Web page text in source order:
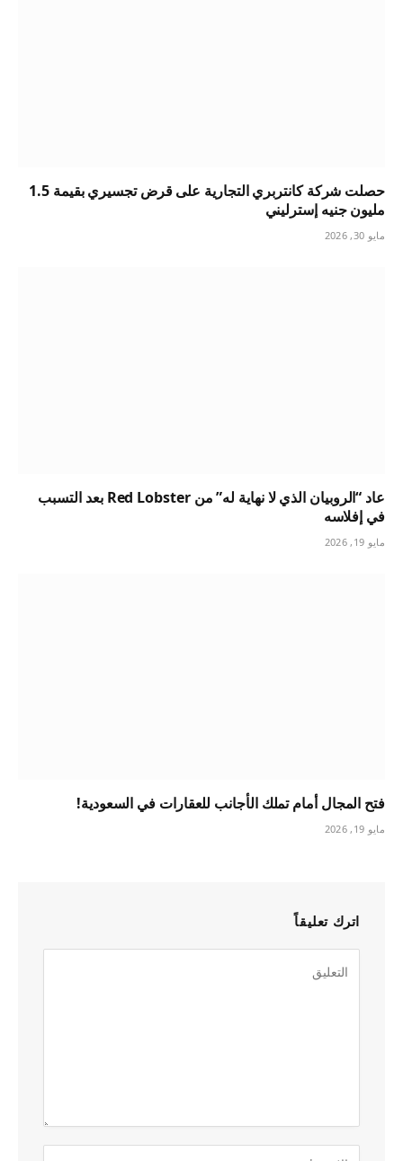
حصلت شركة كانتربري التجارية على قرض تجسيري بقيمة 1.5
مليون جنيه إسترليني
مايو 30, 2026
عاد “الروبيان الذي لا نهاية له” من Red Lobster بعد التسبب
في إفلاسه
مايو 19, 2026
فتح المجال أمام تملك الأجانب للعقارات في السعودية!
مايو 19, 2026
اترك تعليقاً